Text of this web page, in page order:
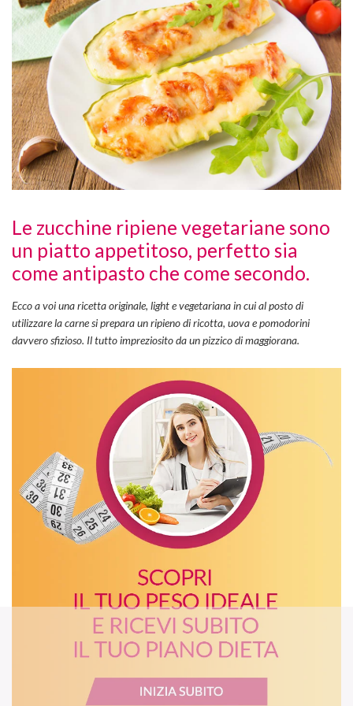
Le zucchine ripiene vegetariane sono
un piatto appetitoso, perfetto sia
come antipasto che come secondo.
Ecco a voi una ricetta originale, light e vegetariana in cui al posto di
utilizzare la carne si prepara un ripieno di ricotta, uova e pomodorini
davvero sfizioso. Il tutto impreziosito da un pizzico di maggiorana.